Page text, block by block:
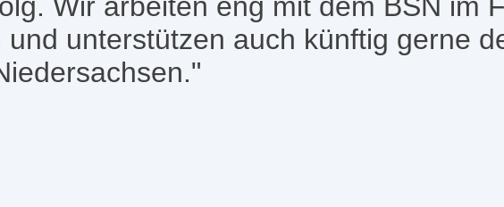
Wir arbeiten eng mit dem BSN im
unterstützen auch künftig gerne